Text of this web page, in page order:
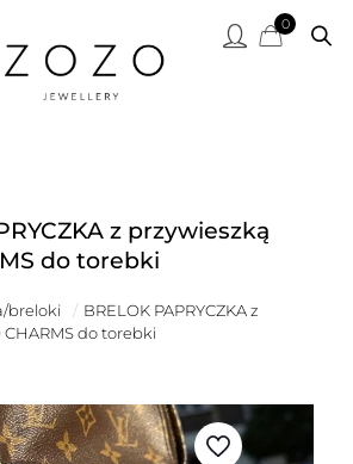
0
z przywieszką
do torebki
breloki / BRELOK PAPRYCZKA z
do torebki